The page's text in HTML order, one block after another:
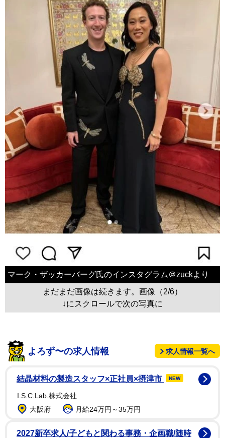
マーク・ザッカーバーグ氏のインスタグラム＠zuckより
まだまだ画像は続きます。画像（2/6）
↓にスクロールで次の写真に
よろず〜の求人情報 求人情報一覧へ
結晶材料の製造スタッフ×正社員×摂津市 NEW
I.S.C.Lab.株式会社
大阪府
月給24万円～35万円
2027新卒求人/子どもと関わる事務・企画職/随時